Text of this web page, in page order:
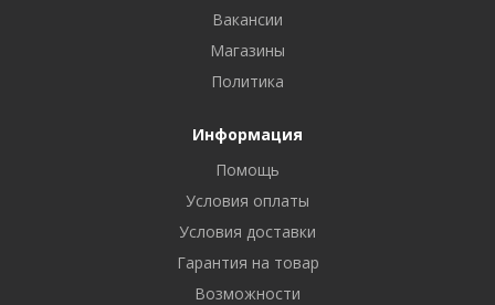
Вакансии
Магазины
Политика
Информация
Помощь
Условия оплаты
Условия доставки
Гарантия на товар
Возможности